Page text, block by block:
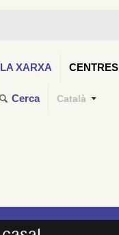
LA XARXA CENTRES
Cerca Català